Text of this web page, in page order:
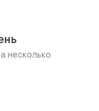
несколько